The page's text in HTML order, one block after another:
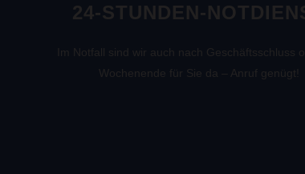
24-STUNDEN-
Im Notfall sind wir auch nach Geschäftsschluss
Wochenende für Sie da – Anruf genügt!